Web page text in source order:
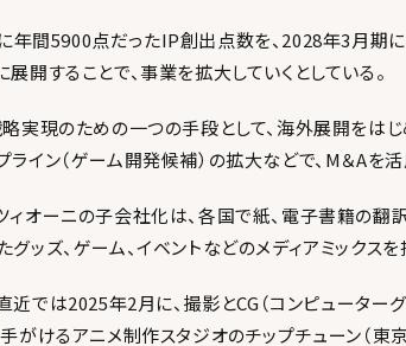
年間5900点だったIP創出点数を、2028年3月期に
開することで、事業を拡大していくとしている。
実現のための一つの手段として、海外展開をは
ライン（ゲーム開発候補）の拡大などで、M＆Aを
ィオーニの子会社化は、各国で紙、電子書籍の翻
ッズ、ゲーム、イベントなどのメディアミックス
近では2025年2月に、撮影とCG（コンピューター
手がけるアニメ制作スタジオのチップチューン（東